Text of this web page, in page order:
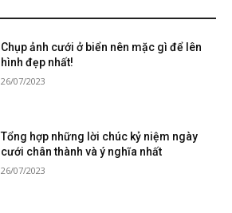
Chụp ảnh cưới ở biển nên mặc gì để lên
hình đẹp nhất!
26/07/2023
Tổng hợp những lời chúc kỷ niệm ngày
cưới chân thành và ý nghĩa nhất
26/07/2023